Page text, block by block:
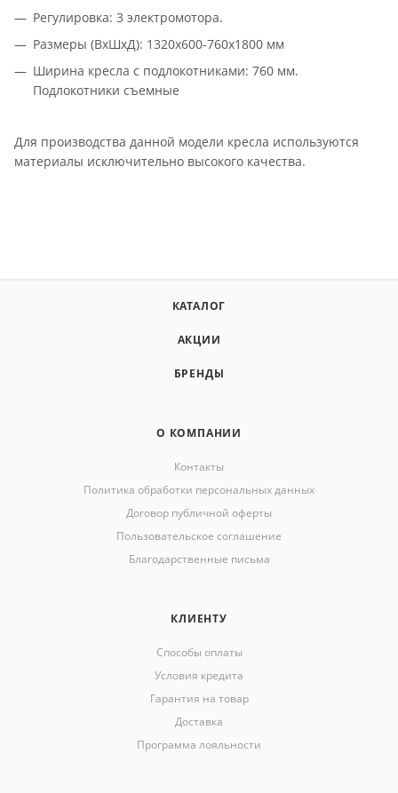
Регулировка: 3 электромотора.
Размеры (ВхШхД): 1320х600-760х1800 мм
Ширина кресла с подлокотниками: 760 мм.
Подлокотники съемные
Для производства данной модели кресла используются
материалы исключительно высокого качества.
КАТАЛОГ
АКЦИИ
БРЕНДЫ
О КОМПАНИИ
Контакты
Политика обработки персональных данных
Договор публичной оферты
Пользовательское соглашение
Благодарственные письма
КЛИЕНТУ
Способы оплаты
Условия кредита
Гарантия на товар
Доставка
Программа лояльности